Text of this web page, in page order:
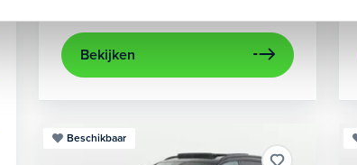
Bekijken
Beschikbaar